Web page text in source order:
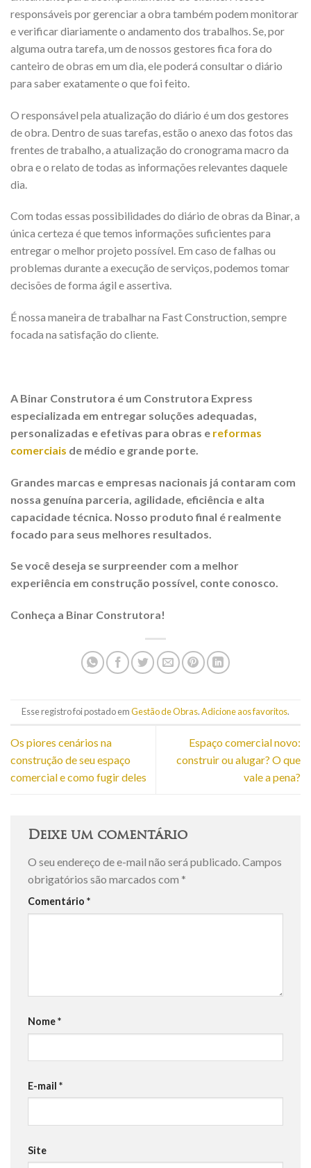
responsáveis por gerenciar a obra também podem monitorar
e verificar diariamente o andamento dos trabalhos. Se, por
alguma outra tarefa, um de nossos gestores fica fora do
canteiro de obras em um dia, ele poderá consultar o diário
para saber exatamente o que foi feito.
O responsável pela atualização do diário é um dos gestores
de obra. Dentro de suas tarefas, estão o anexo das fotos das
frentes de trabalho, a atualização do cronograma macro da
obra e o relato de todas as informações relevantes daquele
dia.
Com todas essas possibilidades do diário de obras da Binar, a
única certeza é que temos informações suficientes para
entregar o melhor projeto possível. Em caso de falhas ou
problemas durante a execução de serviços, podemos tomar
decisões de forma ágil e assertiva.
É nossa maneira de trabalhar na Fast Construction, sempre
focada na satisfação do cliente.
A Binar Construtora é um Construtora Express
especializada em entregar soluções adequadas,
personalizadas e efetivas para obras e reformas
comerciais de médio e grande porte.
Grandes marcas e empresas nacionais já contaram com
nossa genuína parceria, agilidade, eficiência e alta
capacidade técnica. Nosso produto final é realmente
focado para seus melhores resultados.
Se você deseja se surpreender com a melhor
experiência em construção possível, conte conosco.
Conheça a Binar Construtora!
Esse registro foi postado emGestão de Obras.Adicione aos favoritos.
Os piores cenários na
construção de seu espaço
comercial e como fugir deles
Espaço comercial novo:
construir ou alugar? O que
vale a pena?
Deixe um comentário
O seu endereço de e-mail não será publicado.Campos
obrigatórios são marcados com *
Comentário *
Nome*
E-mail *
Site